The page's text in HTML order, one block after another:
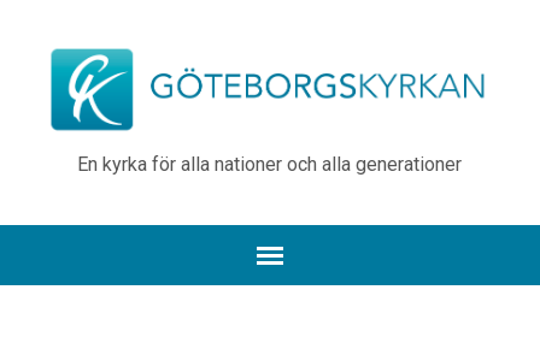
En kyrka för alla nationer och alla generationer